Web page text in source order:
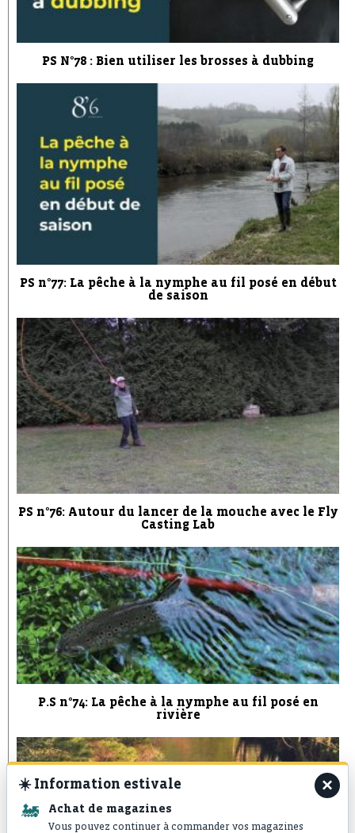
PS N°78 : Bien utiliser les brosses à dubbing
PS n°77: La pêche à la nymphe au fil posé en début
de saison
PS n°76: Autour du lancer de la mouche avec le Fly
Casting Lab
P.S n°74: La pêche à la nymphe au fil posé en
rivière
×
☀️Information estivale
🚂 Achat de magazines
Vous pouvez continuer à commander vos magazines